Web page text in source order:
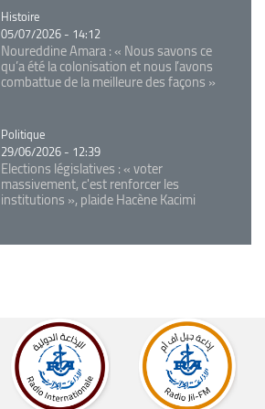
Catégorie
Histoire
05/07/2026 - 14:12
Noureddine Amara : « Nous savons ce
qu’a été la colonisation et nous l’avons
combattue de la meilleure des façons »
Catégorie
Politique
29/06/2026 - 12:39
Elections législatives : « voter
massivement, c'est renforcer les
institutions », plaide Hacène Kacimi